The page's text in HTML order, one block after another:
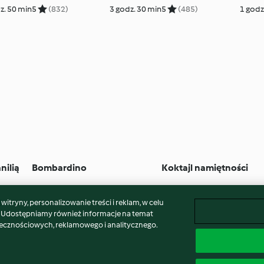
50 min5 (832) 3 godz. 30 min5 (485) 1
Bombardino Koktajl namiętności
personalizowanie treści i reklam, w celu
również informacje na temat
reklamowego i analitycznego.